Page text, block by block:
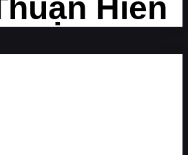
Hiền